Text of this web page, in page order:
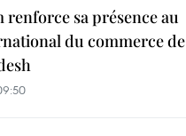
renforce sa présence au
du commerce de